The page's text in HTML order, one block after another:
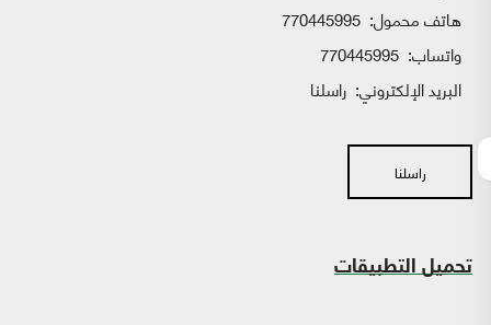
هاتف محمول: 770445995
واتساب:
البريد الإلكتروني: راسلنا
راسلنا
تحميل التطبيقات